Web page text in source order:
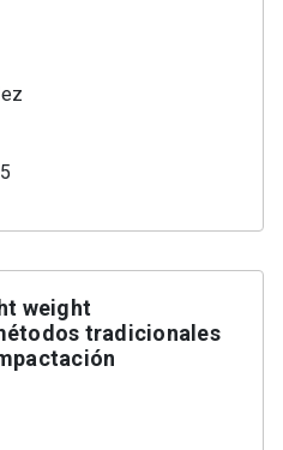
weight
tradicionales